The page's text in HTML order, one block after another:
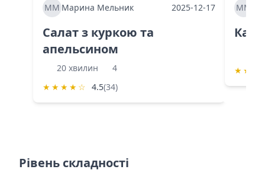
ММ Марина Мельник 2025-12-17
Салат з куркою та
апельсином
20 хвилин
4
★ ★ ★ ★ ☆ 4.5(34)
ММ
★ ★
Рівень складності